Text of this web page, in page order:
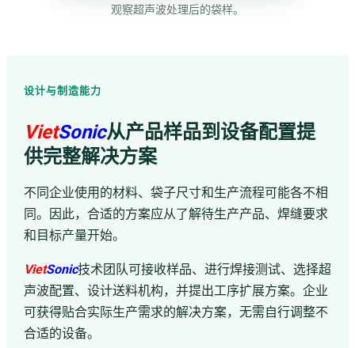
观察超声波处理后的袋样。
设计与制造能力
VietSonic从产品样品到设备配置提
供完整解决方案
不同企业使用的材料、袋子尺寸和生产流程可能各不相
同。因此，合适的方案应从了解待生产产品、焊缝要求
和目标产量开始。
VietSonic技术团队可接收样品、进行焊接测试、选择超
声波配置、设计送料机构，并提出工序扩展方案。企业
可获得贴合实际生产需求的解决方案，无需自行调整不
合适的设备。